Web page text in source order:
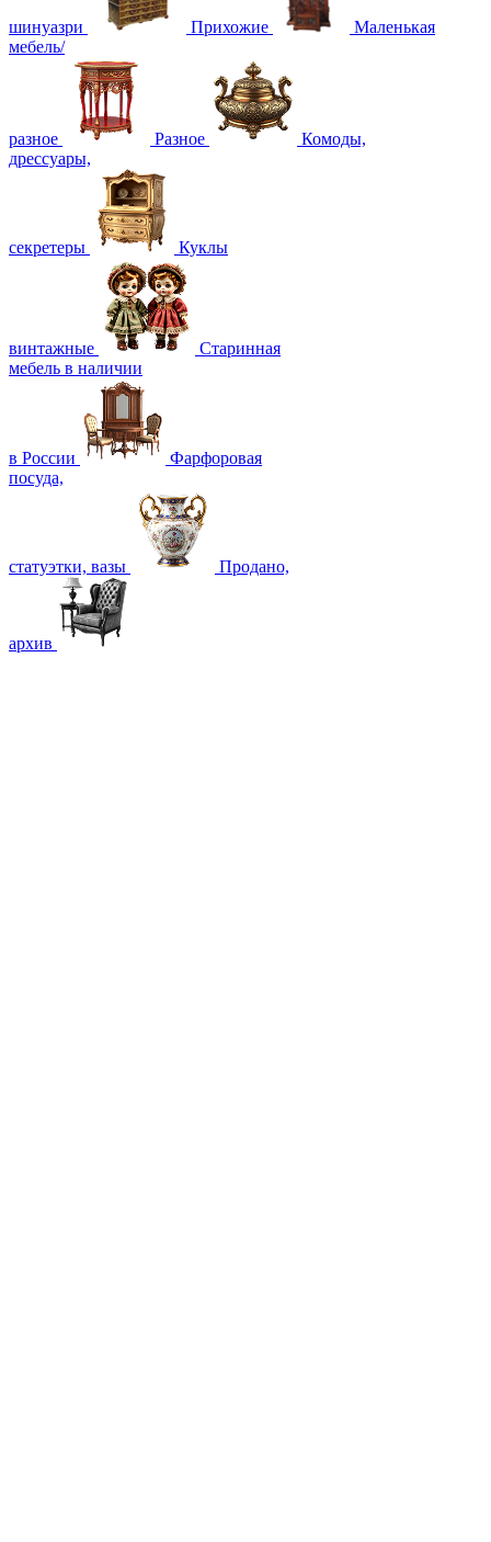
шинуазри Прихожие
Маленькая
мебель/
разное Разное
Комоды,
дрессуары,
секретеры Куклы
винтажные
Старинная
мебель в наличии
в России
Фарфоровая
посуда,
статуэтки, вазы Продано,
архив